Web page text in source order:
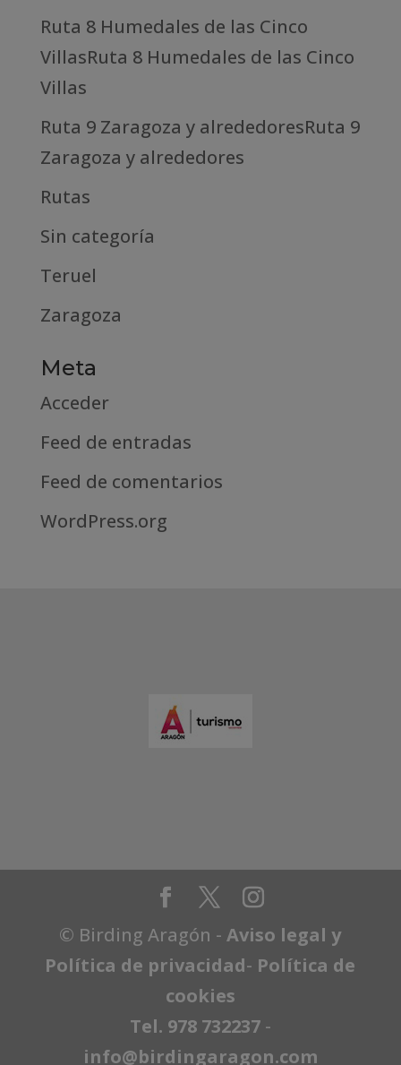
Ruta 8 Humedales de las Cinco
VillasRuta 8 Humedales de las Cinco
Villas
Ruta 9 Zaragoza y alrededoresRuta 9
Zaragoza y alrededores
Rutas
Sin categoría
Teruel
Zaragoza
Meta
Acceder
Feed de entradas
Feed de comentarios
WordPress.org
© Birding Aragón -Aviso legal y
Política de privacidad- Política de
cookies
Tel. 978 732237 -
info@birdingaragon.com